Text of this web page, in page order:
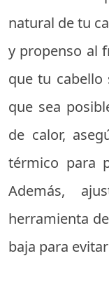
natural de tu
y propenso al
que tu cabello
que sea
de calor,
térmico para
Además,
herramienta
baja para